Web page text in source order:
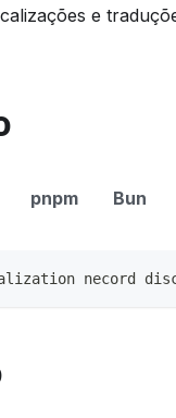
e
pnpm Bun
necord